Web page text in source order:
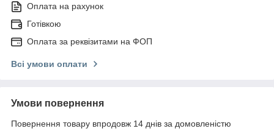
Оплата на рахунок
Готівкою
Оплата за реквізитами на ФОП
Всі умови оплати
Умови повернення
Повернення товару впродовж 14 днів за домовленістю